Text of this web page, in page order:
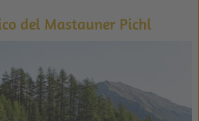
del Mastauner Pichl